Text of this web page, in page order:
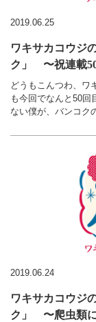
2019.06.25
ワキサカコウジ
ク」 〜祝連載
どうもこんつわ、
も今回でなんと50回
ない僕が、バンコク
2019.06.24
ワキサカコウジ
ク」 〜爬虫類